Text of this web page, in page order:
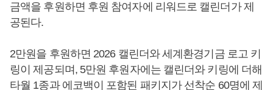
금액을 후원하면 후원 참여자에 리워드로 캘린더가 제
공된다.
2만원을 후원하면 2026 캘린더와 세계환경기금 로고 키
링이 제공되며, 5만원 후원자에는 캘린더와 키링에 더해
타월 1종과 에코백이 포함된 패키지가 선착순 60명에 제